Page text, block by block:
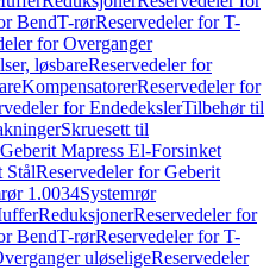
BendT-rørReservedeler for T-
for Overganger
løsbareReservedeler for
KompensatorerReservedeler for
for EndedekslerTilbehør til
Skruesett til
Geberit Mapress El-Forsinket
StålReservedeler for Geberit
1.0034Systemrør
ReduksjonerReservedeler for
BendT-rørReservedeler for T-
uløseligeReservedeler